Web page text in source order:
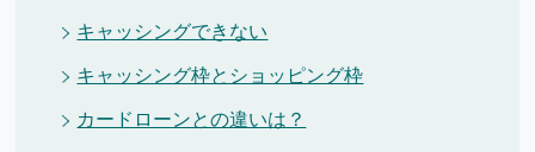
キャッシングできない
キャッシング枠とショッピング枠
カードローンとの違いは？